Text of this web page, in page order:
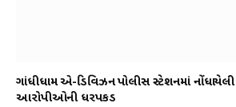
ગાંધીધામ એ-ડિવિઝન પોલીસ સ્ટેશનમાં
આરોપીઓની ધરપકડ